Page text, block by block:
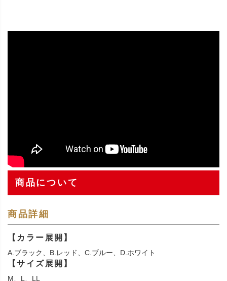
商品について
商品詳細
【カラー展開】
A.ブラック、B.レッド、C.ブルー、D.ホワイト
【サイズ展開】
M、L、LL